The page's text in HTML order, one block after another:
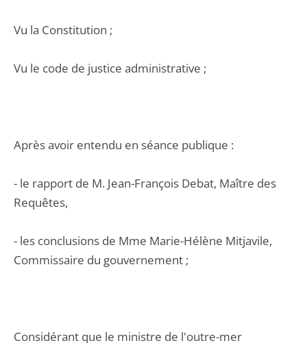
Vu la Constitution ;
Vu le code de justice administrative ;
Après avoir entendu en séance publique :
- le rapport de M. Jean-François Debat, Maître des
Requêtes,
- les conclusions de Mme Marie-Hélène Mitjavile,
Commissaire du gouvernement ;
Considérant que le ministre de l'outre-mer